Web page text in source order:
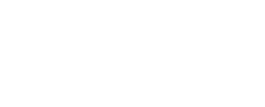
Boulderraum unten im
verwundert die Augen gerieben,
die Wettkampfsaison jetzt schon
Kletterteam ohnehin ständig neue
Irgendwann.